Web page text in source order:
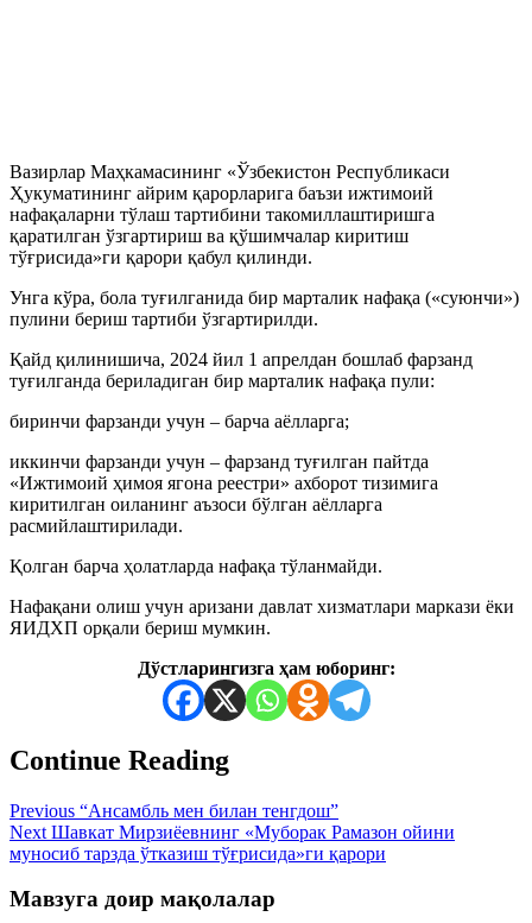
Вазирлар Маҳкамасининг «Ўзбекистон Республикаси
Ҳукуматининг айрим қарорларига баъзи ижтимоий
нафақаларни тўлаш тартибини такомиллаштиришга
қаратилган ўзгартириш ва қўшимчалар киритиш
тўғрисида»ги қарори қабул қилинди.
Унга кўра, бола туғилганида бир марталик нафақа («суюнчи»)
пулини бериш тартиби ўзгартирилди.
Қайд қилинишича, 2024 йил 1 апрелдан бошлаб фарзанд
туғилганда бериладиган бир марталик нафақа пули:
биринчи фарзанди учун – барча аёлларга;
иккинчи фарзанди учун – фарзанд туғилган пайтда
«Ижтимоий ҳимоя ягона реестри» ахборот тизимига
киритилган оиланинг аъзоси бўлган аёлларга
расмийлаштирилади.
Қолган барча ҳолатларда нафақа тўланмайди.
Нафақани олиш учун аризани давлат хизматлари маркази ёки
ЯИДХП орқали бериш мумкин.
Дўстларингизга ҳам юборинг:
Continue Reading
Previous “Ансамбль мен билан тенгдош”
Next Шавкат Мирзиёевнинг «Муборак Рамазон ойини
муносиб тарзда ўтказиш тўғрисида»ги қарори
Мавзуга доир мақолалар